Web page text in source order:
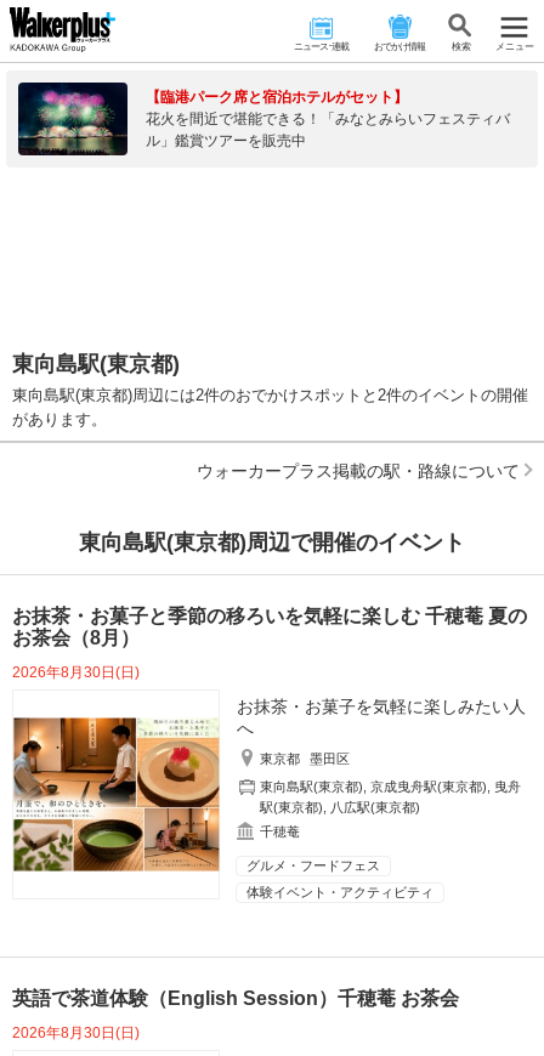
ニュース･連載 おでかけ情報 検 索 メニュー
【臨港パーク席と宿泊ホテルがセット】
花火を間近で堪能できる！「みなとみらいフェスティバ
ル」鑑賞ツアーを販売中
東向島駅(東京都)
東向島駅(東京都)周辺には2件のおでかけスポットと2件のイベントの開催
があります。
ウォーカープラス掲載の駅・路線について
東向島駅(東京都)周辺で開催のイベント
お抹茶・お菓子と季節の移ろいを気軽に楽しむ 千穂菴 夏の
お茶会（8月）
2026年8月30日(日)
お抹茶・お菓子を気軽に楽しみたい人
へ
東京都
墨田区
東向島駅(東京都) ,京成曳舟駅(東京都)
曳舟
駅(東京都)
八広駅(東京都)
千穂菴
グルメ・フードフェス
体験イベント・アクティビティ
英語で茶道体験（English Session）千穂菴 お茶会
2026年8月30日(日)